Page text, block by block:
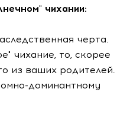
чихании:
черта.
чихание, то, скорее
из ваших родителей.
доминантному